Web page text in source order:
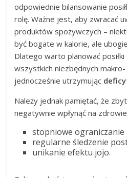
odpowiednie bilansowanie
rolę. Ważne jest, aby zwracać
produktów spożywczych –
być bogate w kalorie, ale
Dlatego warto planować
wszystkich niezbędnych
jednocześnie utrzymując
Należy jednak pamiętać, że
negatywnie wpłynąć na
stopniowe
regularne śledzenie
unikanie efektu jojo.